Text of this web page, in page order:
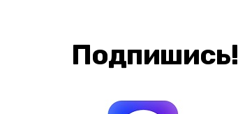
Подпишись!